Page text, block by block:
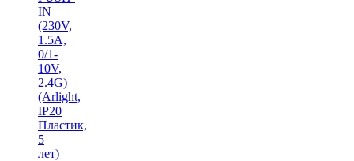
IN
(230V,
1.5A,
0/1-
10V,
2.4G)
(Arlight,
IP20
Пластик,
5
лет)